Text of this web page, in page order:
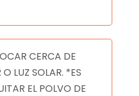
CERCA DE
LUZ SOLAR. *ES
EL POLVO DE